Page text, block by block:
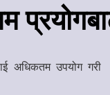
अधिकतम उपयोग गरी